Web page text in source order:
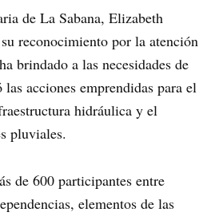
de La Sabana, Elizabeth
reconocimiento por la atención
brindado a las necesidades de
acciones emprendidas para el
hidráulica y el
pluviales.
de 600 participantes entre
elementos de las